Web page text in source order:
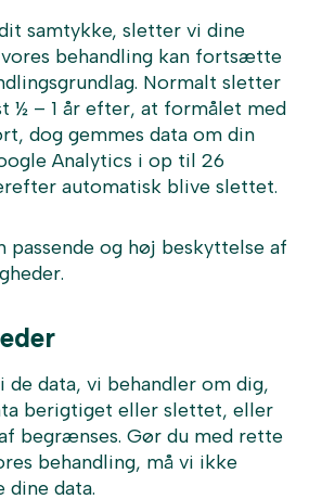
samtykke, sletter vi dine
behandling kan fortsætte
Normalt sletter
½ – 1 år efter, at formålet med
dog gemmes data om din
Analytics i op til 26
automatisk blive slettet.
passende og høj beskyttelse af
de data, vi behandler om dig,
berigtiget eller slettet, eller
begrænses. Gør du med rette
behandling, må vi ikke
dine data.